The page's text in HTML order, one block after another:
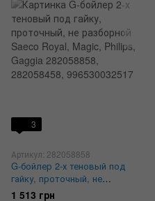
3
Артикул: 282058858
G-бойлер 2-х теновый под
гайку, проточный, не
разборной Saeco Royal, Magic,
1 513 грн